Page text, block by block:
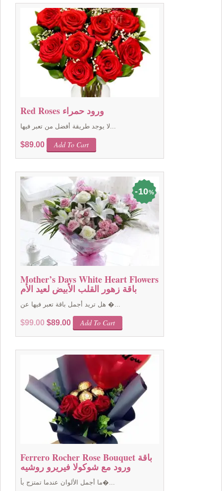
Red Roses ورود حمراء
لا يوجد طريقة أفضل من تعبر فيها...
$89.00 Add To Cart
10%
Mother’s Days White Heart Flowers
باقة زهور القلب الأبيض لعيد الأم
هل تريد أجمل باقة تعبر فيها عن �...
$99.00 Original
$99.00.
$89.00Current
price
$89.00.
Add To Cart
Ferrero Rocher Rose Bouquet باقة
ورود مع شوكولا فيريرو روشيه
ما أجمل الألوان عندما تمتزج بأ�...